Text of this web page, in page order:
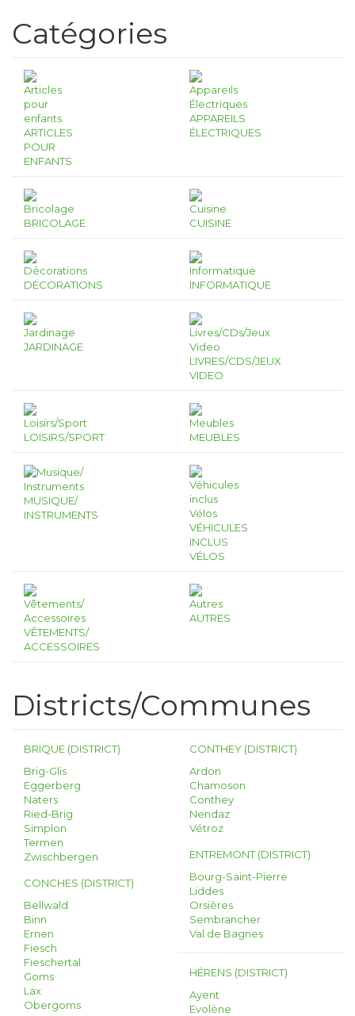
Catégories
ARTICLES
POUR
ENFANTS
APPAREILS
ÉLECTRIQUES
BRICOLAGE CUISINE
DÉCORATIONS INFORMATIQUE
JARDINAGE
LIVRES/CDS/JEUX
VIDEO
LOISIRS/SPORT MEUBLES
MUSIQUE/
INSTRUMENTS
VÉHICULES
INCLUS
VÉLOS
VÊTEMENTS/
ACCESSOIRES
AUTRES
Districts/Communes
BRIQUE (DISTRICT)
Brig-Glis
Eggerberg
Naters
Ried-Brig
Simplon
Termen
Zwischbergen
CONCHES (DISTRICT)
Bellwald
Binn
Ernen
Fiesch
Fieschertal
Goms
Lax
Obergoms
CONTHEY (DISTRICT)
Ardon
Chamoson
Conthey
Nendaz
Vétroz
ENTREMONT (DISTRICT)
Bourg-Saint-Pierre
Liddes
Orsières
Sembrancher
Val de Bagnes
HÉRENS (DISTRICT)
Ayent
Evolène